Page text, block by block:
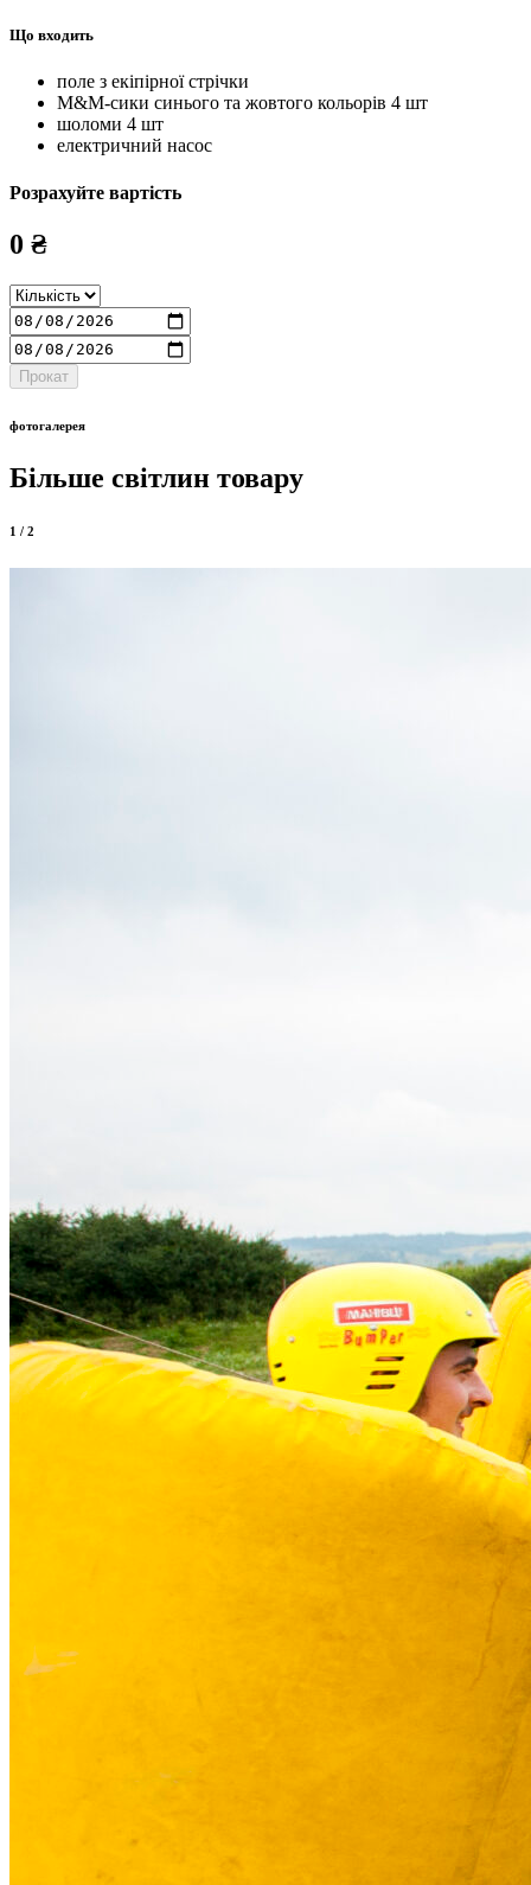
Що входить
поле з екіпірної стрічки
M&M-сики синього та жовтого кольорів 4 шт
шоломи 4 шт
електричний насос
Розрахуйте вартість
0 ₴
Прокат
фотогалерея
Більше світлин товару
1 / 2